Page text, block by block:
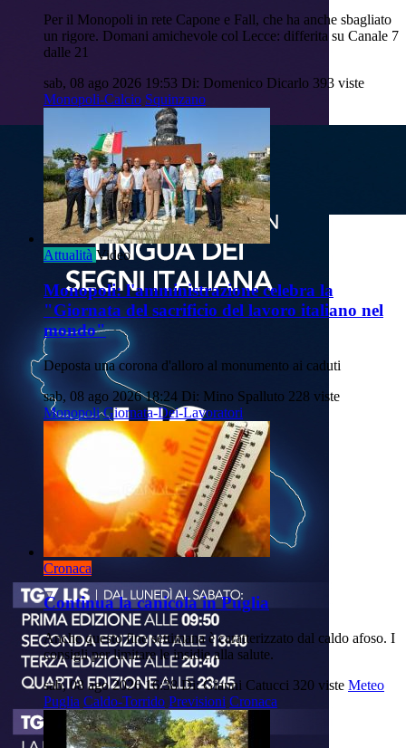
Per il Monopoli in rete Capone e Fall, che ha anche sbagliato
un rigore. Domani amichevole col Lecce: differita su Canale 7
dalle 21
sab, 08 ago 2026 19:53 Di: Domenico Dicarlo 393 viste
Monopoli-Calcio Squinzano
Attualità Video
Monopoli: l'amministrazione celebra la
"Giornata del sacrificio del lavoro italiano nel
mondo"
Deposta una corona d'alloro al monumento ai caduti
sab, 08 ago 2026 18:24 Di: Mino Spalluto 228 viste
Monopoli Giornata-Dei-Lavoratori
Cronaca
Continua la canicola in Puglia
Anche questo fine settimana è caratterizzato dal caldo afoso. I
consigli per limitare le insidie alla salute.
sab, 08 ago 2026 16:38 Di: Gianni Catucci 320 viste Meteo
Puglia Caldo-Torrido Previsioni Cronaca